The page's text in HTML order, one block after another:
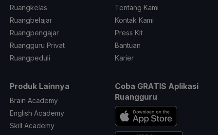
Ruangkelas
Ruangbelajar
Ruangpengajar
Ruangguru Privat
Ruangpeduli
Tentang Kami
Kontak Kami
Press Kit
Bantuan
Karier
Produk Lainnya
Brain Academy
English Academy
Skill Academy
Coba GRATIS Aplikasi
Ruangguru